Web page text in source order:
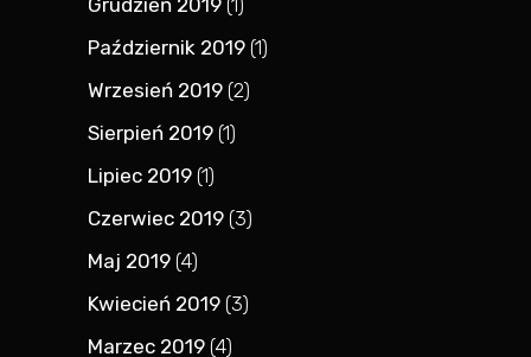
Grudzień 2019 (1)
Październik 2019 (1)
Wrzesień 2019 (2)
Sierpień 2019 (1)
Lipiec 2019 (1)
Czerwiec 2019 (3)
Maj 2019 (4)
Kwiecień 2019 (3)
Marzec 2019 (4)